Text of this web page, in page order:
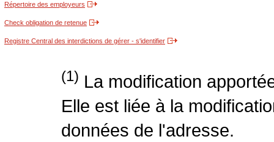
Répertoire des employeurs
Check obligation de retenue
Registre Central des interdictions de gérer - s'identifier
(1) La modification
Elle est liée à la
données de l'adresse.